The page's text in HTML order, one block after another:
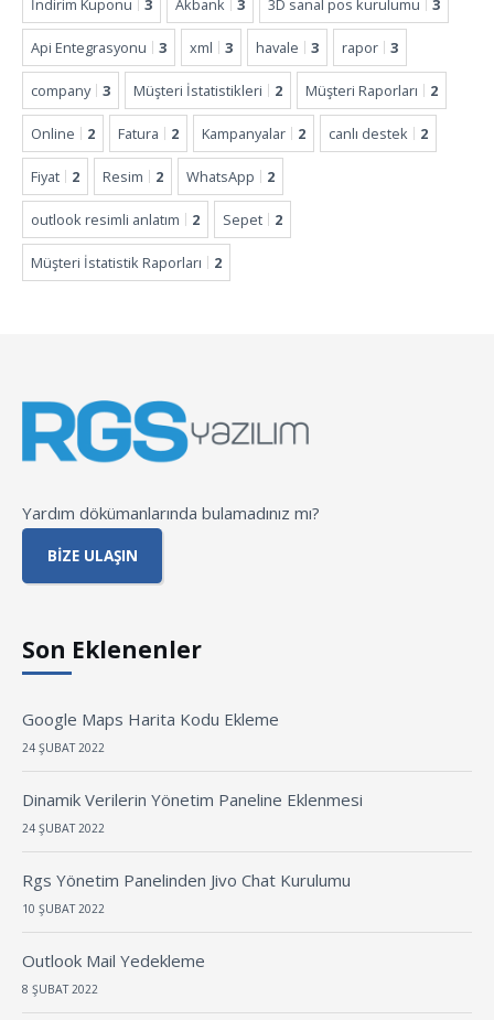
İndirim Kuponu 3 Akbank 3 3D sanal pos kurulumu 3
Api Entegrasyonu 3 xml 3 havale 3 rapor 3
company 3 Müşteri İstatistikleri 2 Müşteri Raporları 2
Online 2 Fatura 2 Kampanyalar 2 canlı destek 2
Fiyat 2 Resim 2 WhatsApp 2
outlook resimli anlatım 2 Sepet 2
Müşteri İstatistik Raporları 2
Yardım dökümanlarında bulamadınız mı?
BIZE ULAŞIN
Son Eklenenler
Google Maps Harita Kodu Ekleme
24 ŞUBAT 2022
Dinamik Verilerin Yönetim Paneline Eklenmesi
24 ŞUBAT 2022
Rgs Yönetim Panelinden Jivo Chat Kurulumu
10 ŞUBAT 2022
Outlook Mail Yedekleme
8 ŞUBAT 2022